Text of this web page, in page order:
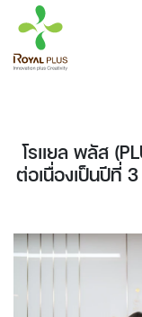
โรแยล พลัส
ต่อเนื่องเป็นปีที่